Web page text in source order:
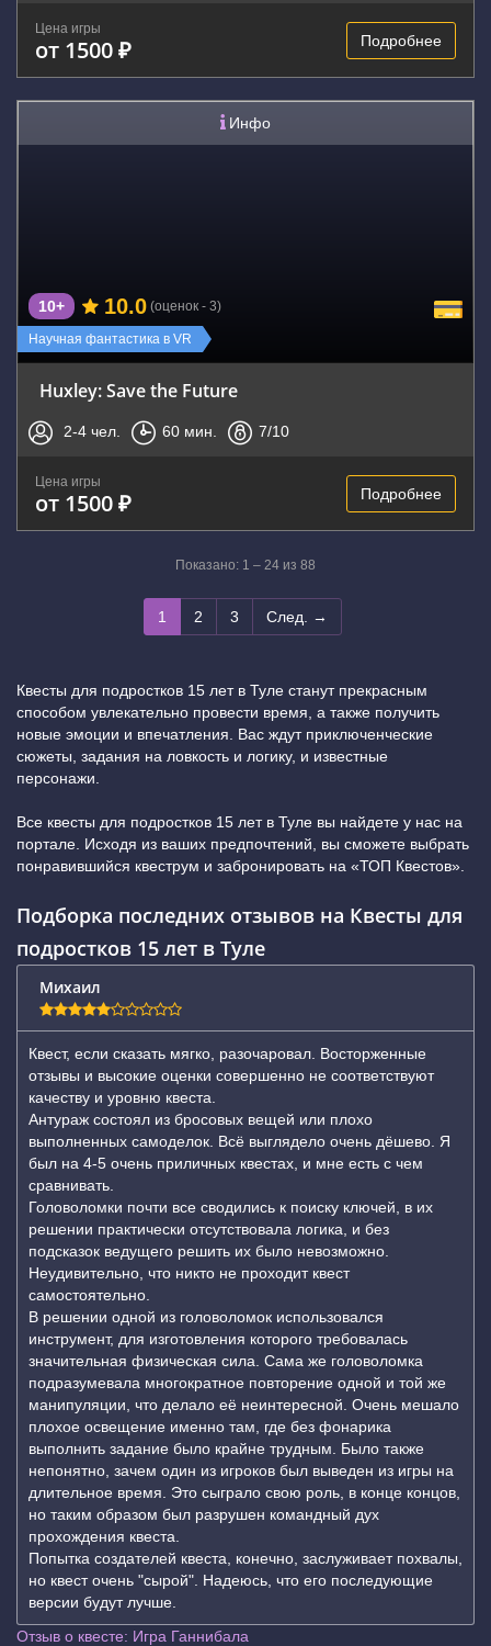
Цена игры
от 1500 ₽ Подробнее
Инфо
Научная фантастика в VR
10+ 10.0 (оценок - 3)
Huxley: Save the Future
2-4 чел. 60 мин. 7/10
Цена игры
от 1500 ₽ Подробнее
Показано: 1 – 24 из 88
1 2 3 След. →
Квесты для подростков 15 лет в Туле станут прекрасным
способом увлекательно провести время, а также получить
новые эмоции и впечатления. Вас ждут приключенческие
сюжеты, задания на ловкость и логику, и известные
персонажи.
Все квесты для подростков 15 лет в Туле вы найдете у нас на
портале. Исходя из ваших предпочтений, вы сможете выбрать
понравившийся квеструм и забронировать на «ТОП Квестов».
Подборка последних отзывов на Квесты для
подростков 15 лет в Туле
Михаил
Квест, если сказать мягко, разочаровал. Восторженные
отзывы и высокие оценки совершенно не соответствуют
качеству и уровню квеста.
Антураж состоял из бросовых вещей или плохо
выполненных самоделок. Всё выглядело очень дёшево. Я
был на 4-5 очень приличных квестах, и мне есть с чем
сравнивать.
Головоломки почти все сводились к поиску ключей, в их
решении практически отсутствовала логика, и без
подсказок ведущего решить их было невозможно.
Неудивительно, что никто не проходит квест
самостоятельно.
В решении одной из головоломок использовался
инструмент, для изготовления которого требовалась
значительная физическая сила. Сама же головоломка
подразумевала многократное повторение одной и той же
манипуляции, что делало её неинтересной. Очень мешало
плохое освещение именно там, где без фонарика
выполнить задание было крайне трудным. Было также
непонятно, зачем один из игроков был выведен из игры на
длительное время. Это сыграло свою роль, в конце концов,
но таким образом был разрушен командный дух
прохождения квеста.
Попытка создателей квеста, конечно, заслуживает похвалы,
но квест очень "сырой". Надеюсь, что его последующие
версии будут лучше.
Отзыв о квесте: Игра Ганнибала